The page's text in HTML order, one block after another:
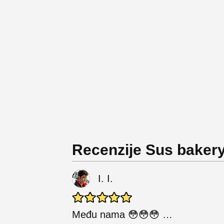
Recenzije Sus
I. I.
Među nama 😳😳😳 …